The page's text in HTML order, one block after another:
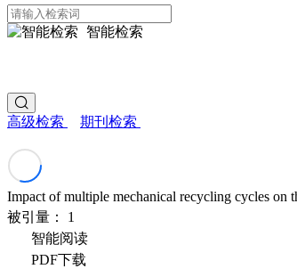
智能检索
高级检索 期刊检索
Impact of multiple mechanical recycling cycles on
被引量： 1
智能阅读
PDF下载